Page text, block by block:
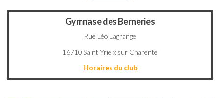
Gymnase des Berneries
Rue Léo Lagrange
16710 Saint Yrieix sur Charente
Horaires du club